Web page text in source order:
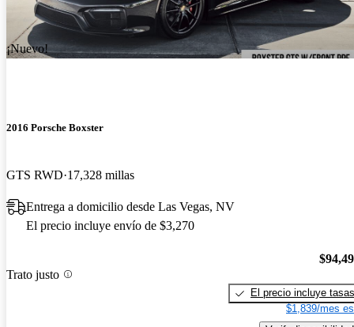
¡Nuevo!
2016 Porsche Boxster
GTS RWD 17,328 millas
Entrega a domicilio desde Las Vegas, NV
El precio incluye envío de $3,270
Trato justo
El precio incluye tasas
$1,839/mes